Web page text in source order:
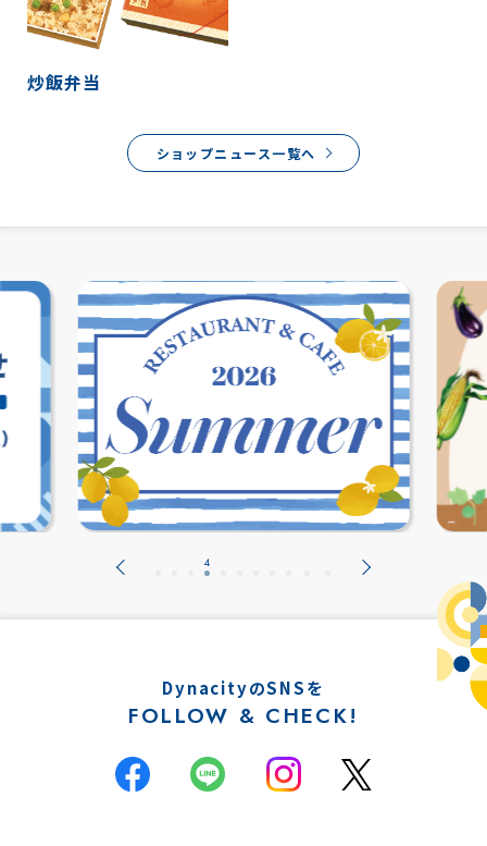
炒飯弁当
ショップニュース一覧へ
DynacityのSNSを
FOLLOW & CHECK!